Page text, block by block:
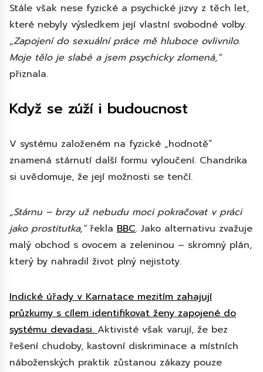
Stále však nese fyzické a psychické jizvy z těch let,
které nebyly výsledkem její vlastní svobodné volby.
„Zapojení do sexuální práce mě hluboce ovlivnilo.
Moje tělo je slabé a jsem psychicky zlomená,“
přiznala.
Když se zúží i budoucnost
V systému založeném na fyzické „hodnotě“
znamená stárnutí další formu vyloučení. Chandrika
si uvědomuje, že její možnosti se tenčí.
„Stárnu – brzy už nebudu moci pokračovat v práci
jako prostitutka,“řekla BBC. Jako alternativu zvažuje
malý obchod s ovocem a zeleninou – skromný plán,
který by nahradil život plný nejistoty.
Indické úřady v Karnatace mezitím zahajují
průzkumy s cílem identifikovat ženy zapojené do
systému devadasi. Aktivisté však varují, že bez
řešení chudoby, kastovní diskriminace a místních
náboženských praktik zůstanou zákazy pouze